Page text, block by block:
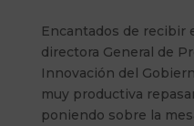
Encantados de recibir
directora General de
Innovación del
muy productiva
poniendo sobre la